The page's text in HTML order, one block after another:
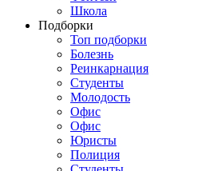
Школа
Подборки
Топ подборки
Болезнь
Реинкарнация
Студенты
Молодость
Офис
Офис
Юристы
Полиция